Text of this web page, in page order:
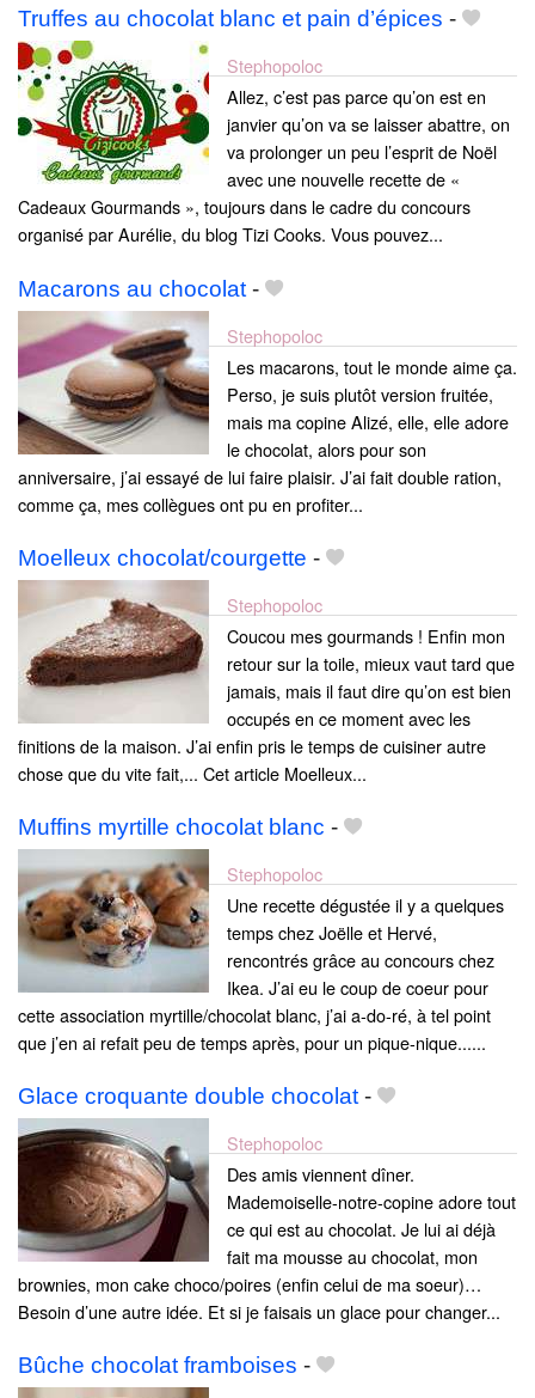
Truffes au chocolat blanc et pain d’épices -
Stephopoloc
Allez, c’est pas parce qu’on est en
janvier qu’on va se laisser abattre, on
va prolonger un peu l’esprit de Noël
avec une nouvelle recette de «
Cadeaux Gourmands », toujours dans le cadre du concours
organisé par Aurélie, du blog Tizi Cooks. Vous pouvez...
Macarons au chocolat -
Stephopoloc
Les macarons, tout le monde aime ça.
Perso, je suis plutôt version fruitée,
mais ma copine Alizé, elle, elle adore
le chocolat, alors pour son
anniversaire, j’ai essayé de lui faire plaisir. J’ai fait double ration,
comme ça, mes collègues ont pu en profiter...
Moelleux chocolat/courgette -
Stephopoloc
Coucou mes gourmands ! Enfin mon
retour sur la toile, mieux vaut tard que
jamais, mais il faut dire qu’on est bien
occupés en ce moment avec les
finitions de la maison. J’ai enfin pris le temps de cuisiner autre
chose que du vite fait,... Cet article Moelleux...
Muffins myrtille chocolat blanc -
Stephopoloc
Une recette dégustée il y a quelques
temps chez Joëlle et Hervé,
rencontrés grâce au concours chez
Ikea. J’ai eu le coup de coeur pour
cette association myrtille/chocolat blanc, j’ai a-do-ré, à tel point
que j’en ai refait peu de temps après, pour un pique-nique......
Glace croquante double chocolat -
Stephopoloc
Des amis viennent dîner.
Mademoiselle-notre-copine adore tout
ce qui est au chocolat. Je lui ai déjà
fait ma mousse au chocolat, mon
brownies, mon cake choco/poires (enfin celui de ma soeur)…
Besoin d’une autre idée. Et si je faisais un glace pour changer...
Bûche chocolat framboises -